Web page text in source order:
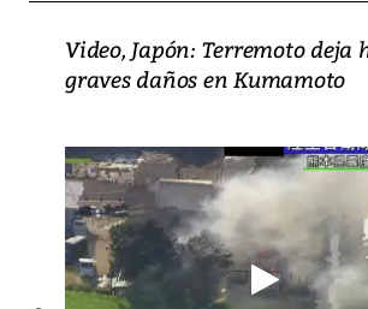
Video, Japón: Terremoto deja
graves daños en Kumamoto